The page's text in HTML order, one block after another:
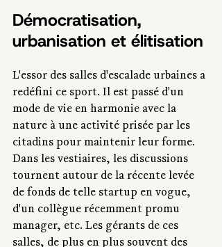
Démocratisation,
urbanisation et élitisation
L'essor des salles d'escalade urbaines a
redéfini ce sport. Il est passé d'un
mode de vie en harmonie avec la
nature à une activité prisée par les
citadins pour maintenir leur forme.
Dans les vestiaires, les discussions
tournent autour de la récente levée
de fonds de telle startup en vogue,
d'un collègue récemment promu
manager, etc. Les gérants de ces
salles, de plus en plus souvent des